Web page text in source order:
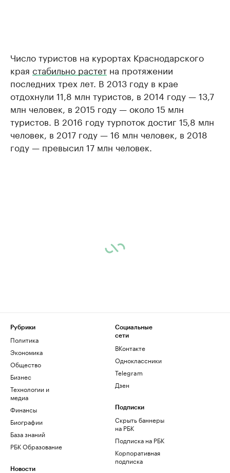
Число туристов на курортах Краснодарского
края стабильно растет на протяжении
последних трех лет. В 2013 году в крае
отдохнули 11,8 млн туристов, в 2014 году — 13,7
млн человек, в 2015 году — около 15 млн
туристов. В 2016 году турпоток достиг 15,8 млн
человек, в 2017 году — 16 млн человек, в 2018
году — превысил 17 млн человек.
Рубрики
Политика
Экономика
Общество
Бизнес
Технологии и
медиа
Финансы
Биографии
База знаний
РБК Образование
Новости
Социальные
сети
ВКонтакте
Одноклассники
Telegram
Дзен
Подписки
Скрыть баннеры
на РБК
Подписка на РБК
Корпоративная
подписка